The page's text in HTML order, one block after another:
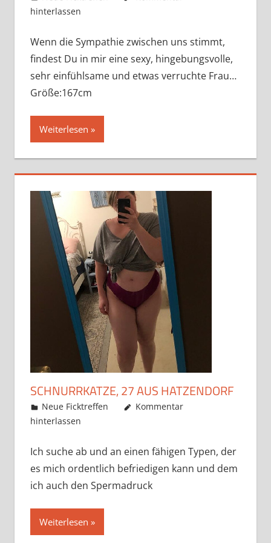
hinterlassen
Wenn die Sympathie zwischen uns stimmt,
findest Du in mir eine sexy, hingebungsvolle,
sehr einfühlsame und etwas verruchte Frau…
Größe:167cm
Weiterlesen
SCHNURRKATZE, 27 AUS HATZENDORF
Mai 22, 2019
admino
Neue Ficktreffen
Kommentar
hinterlassen
Ich suche ab und an einen fähigen Typen, der
es mich ordentlich befriedigen kann und dem
ich auch den Spermadruck
Weiterlesen